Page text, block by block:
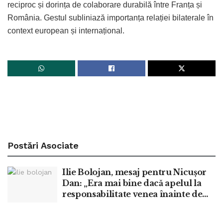
reciproc și dorința de colaborare durabilă între Franța și
România. Gestul subliniază importanța relației bilaterale în
context european și internațional.
Postări Asociate
Ilie Bolojan, mesaj pentru Nicușor
Dan: „Era mai bine dacă apelul la
responsabilitate venea înainte de